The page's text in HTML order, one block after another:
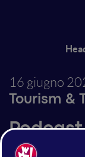
16 giugno
Tourism &